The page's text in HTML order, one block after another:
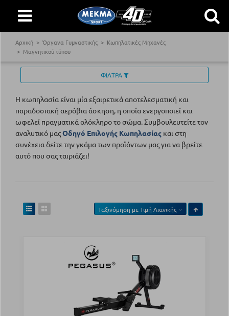
Αρχική Όργανα Γυμναστικής
Κωπηλατικές Μηχανές
Μαγνητικού τύπου
ΦΙΛΤΡΑ
Η κωπηλασία είναι μία εξαιρετικά αποτελεσματική και
παραδοσιακή αερόβια άσκηση, η οποία ενεργοποιεί και
ωφελεί πραγματικά ολόκληρο το σώμα. Συμβουλευτείτε τον
αναλυτικό μαςΟδηγό Επιλογής Κωπηλασίας και στη
συνέχεια δείτε την γκάμα των προϊόντων μας για να βρείτε
αυτό που σας ταιριάζει!
Ταξινόμηση μεΤιμή Λιανικής